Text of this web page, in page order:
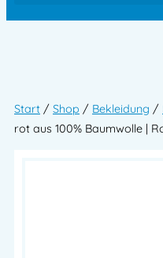
Start / Shop / Bekleidung /
rot aus 100% Baumwolle |